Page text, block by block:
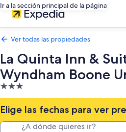
Ir a la sección principal de la página
Ver todas las propiedades
La Quinta Inn &
Wyndham Boone
Propiedad
de
3.0
estrellas
Elige las fechas para ver
¿A dónde quieres ir?